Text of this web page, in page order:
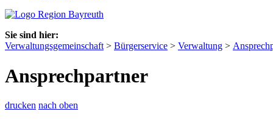
Sie sind hier:
Verwaltungsgemeinschaft > Bürgerservice > Verwaltung >
Ansprechpartner
drucken nach oben